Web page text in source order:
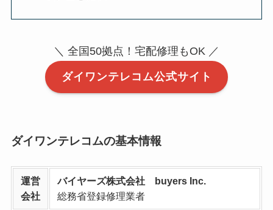
＼ 全国50拠点！宅配修理もOK ／
ダイワンテレコム公式サイト
ダイワンテレコムの基本情報
運営
会社
バイヤーズ株式会社 buyers Inc.
総務省登録修理業者